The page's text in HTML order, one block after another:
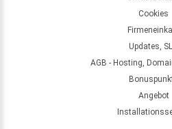
Cookies
Updates,
AGB - Hosting,
Angebot